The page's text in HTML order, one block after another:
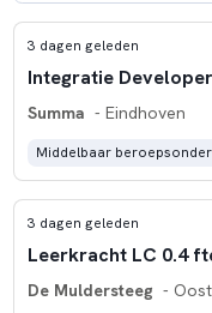
3 dagen geleden
Integratie
Summa - Eindhoven
Middelbaar
3 dagen geleden
De Muldersteeg -